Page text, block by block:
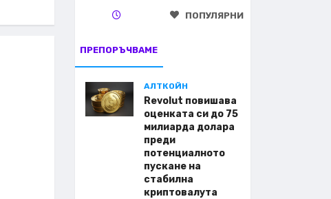
ПРЕПОРЪЧВАМЕ
ПОПУЛЯРНИ
АЛТКОЙН
Revolut повишава
оценката си до 75
милиарда долара
преди
потенциалното
пускане на
стабилна
криптовалута